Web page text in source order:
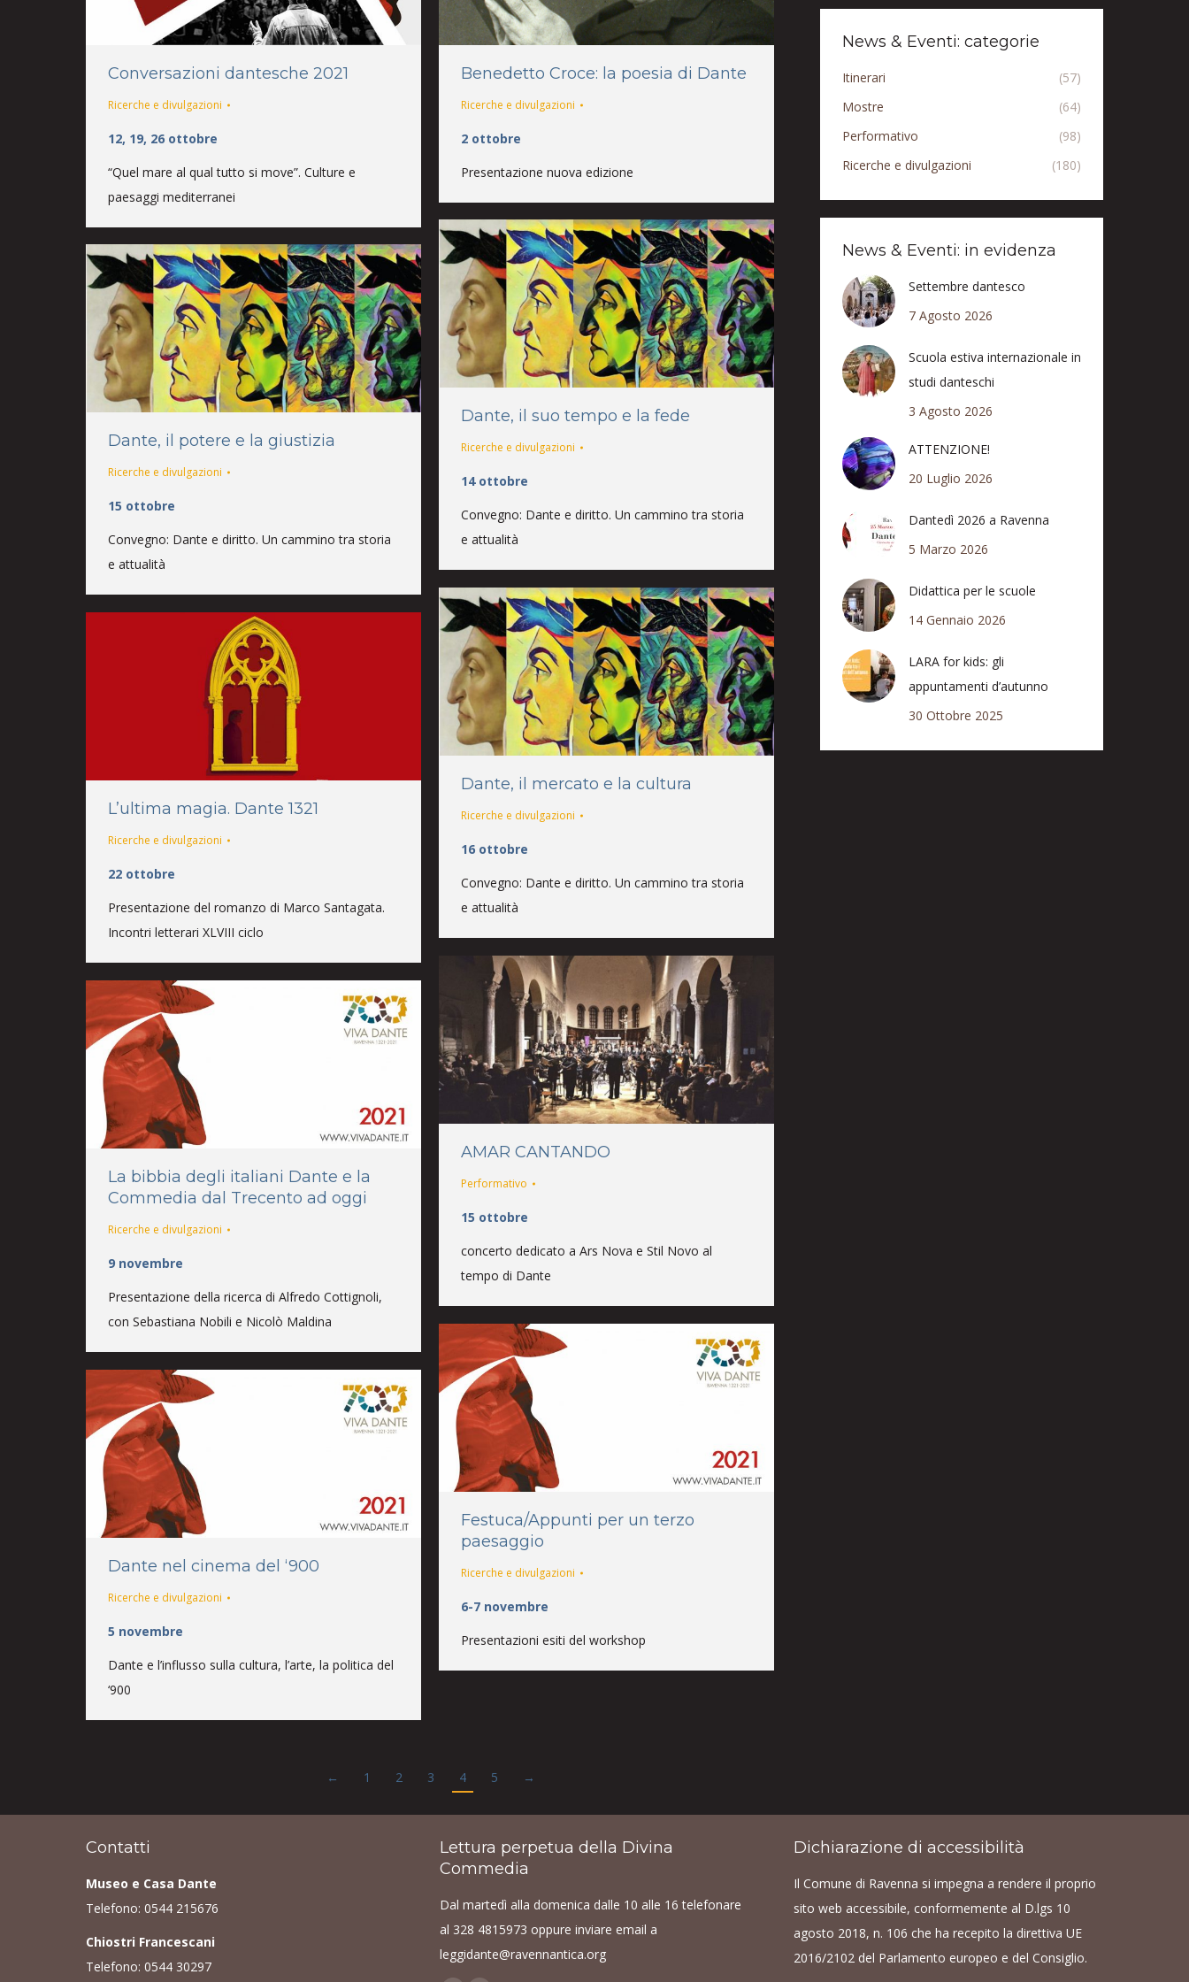
Conversazioni dantesche 2021
Ricerche e divulgazioni
12, 19, 26 ottobre
“Quel mare al qual tutto si move”. Culture e
paesaggi mediterranei
Benedetto Croce: la poesia di Dante
Ricerche e divulgazioni
2 ottobre
Presentazione nuova edizione
Dante, il suo tempo e la fede
Ricerche e divulgazioni
14 ottobre
Convegno: Dante e diritto. Un cammino tra storia
e attualità
Dante, il potere e la giustizia
Ricerche e divulgazioni
15 ottobre
Convegno: Dante e diritto. Un cammino tra storia
e attualità
Dante, il mercato e la cultura
Ricerche e divulgazioni
16 ottobre
Convegno: Dante e diritto. Un cammino tra storia
e attualità
L’ultima magia. Dante 1321
Ricerche e divulgazioni
22 ottobre
Presentazione del romanzo di Marco Santagata.
Incontri letterari XLVIII ciclo
AMAR CANTANDO
Performativo
15 ottobre
concerto dedicato a Ars Nova e Stil Novo al
tempo di Dante
La bibbia degli italiani Dante e la
Commedia dal Trecento ad oggi
Ricerche e divulgazioni
9 novembre
Presentazione della ricerca di Alfredo Cottignoli,
con Sebastiana Nobili e Nicolò Maldina
Festuca/Appunti per un terzo
paesaggio
Ricerche e divulgazioni
6-7 novembre
Presentazioni esiti del workshop
Dante nel cinema del ‘900
Ricerche e divulgazioni
5 novembre
Dante e l’influsso sulla cultura, l’arte, la politica del
‘900
← 1 2 3 4 5 →
News & Eventi: categorie
Itinerari
(57)
Mostre
(64)
Performativo
(98)
Ricerche e divulgazioni
(180)
News & Eventi: in evidenza
Settembre dantesco
7 Agosto 2026
Scuola estiva internazionale in
studi danteschi
3 Agosto 2026
ATTENZIONE!
20 Luglio 2026
Dantedì 2026 a Ravenna
5 Marzo 2026
Didattica per le scuole
14 Gennaio 2026
LARA for kids: gli
appuntamenti d’autunno
30 Ottobre 2025
Contatti
Museo e Casa Dante
Telefono: 0544 215676
Chiostri Francescani
Telefono: 0544 30297
Lettura perpetua della Divina
Commedia
Dal martedì alla domenica dalle 10 alle 16 telefonare
al 328 4815973 oppure inviare email a
leggidante@ravennantica.org
Dichiarazione di accessibilità
Il Comune di Ravenna si impegna a rendere il proprio
sito web accessibile, conformemente al D.lgs 10
agosto 2018, n. 106 che ha recepito la direttiva UE
2016/2102 del Parlamento europeo e del Consiglio.